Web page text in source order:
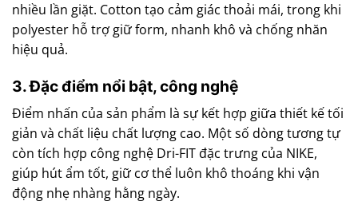
nhiều lần giặt. Cotton tạo cảm giác thoải mái, trong khi
polyester hỗ trợ giữ form, nhanh khô và chống nhăn
hiệu quả.
3. Đặc điểm nổi bật, công nghệ
Điểm nhấn của sản phẩm là sự kết hợp giữa thiết kế tối
giản và chất liệu chất lượng cao. Một số dòng tương tự
còn tích hợp công nghệ Dri-FIT đặc trưng của NIKE,
giúp hút ẩm tốt, giữ cơ thể luôn khô thoáng khi vận
động nhẹ nhàng hằng ngày.